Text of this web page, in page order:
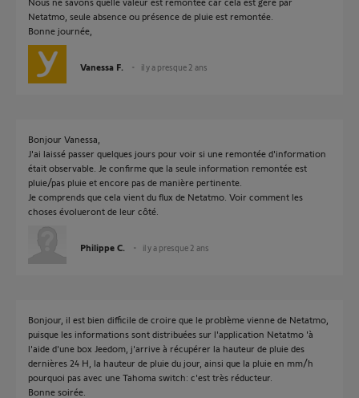
Netatmo, seule absence ou présence de pluie est remontée.
Bonne journée,
Vanessa F. il y a presque 2 ans
Bonjour Vanessa,
J'ai laissé passer quelques jours pour voir si une remontée d'information
était observable. Je confirme que la seule information remontée est
pluie/pas pluie et encore pas de manière pertinente.
Je comprends que cela vient du flux de Netatmo. Voir comment les
choses évolueront de leur côté.
Philippe C. il y a presque 2 ans
Bonjour, il est bien difficile de croire que le problème vienne de Netatmo,
puisque les informations sont distribuées sur l'application Netatmo 'à
l'aide d'une box Jeedom, j'arrive à récupérer la hauteur de pluie des
dernières 24 H, la hauteur de pluie du jour, ainsi que la pluie en mm/h
pourquoi pas avec une Tahoma switch: c'est très réducteur.
Bonne soirée.